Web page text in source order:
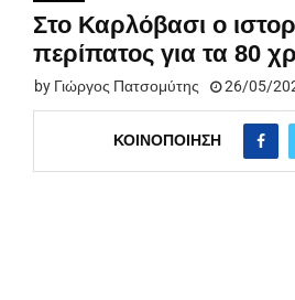
Στο Καρλόβασι ο
περίπατος για τα 80
by Γιώργος Πατσομύτης 26/05/
ΚΟΙΝΟΠΟΊΗΣΗ